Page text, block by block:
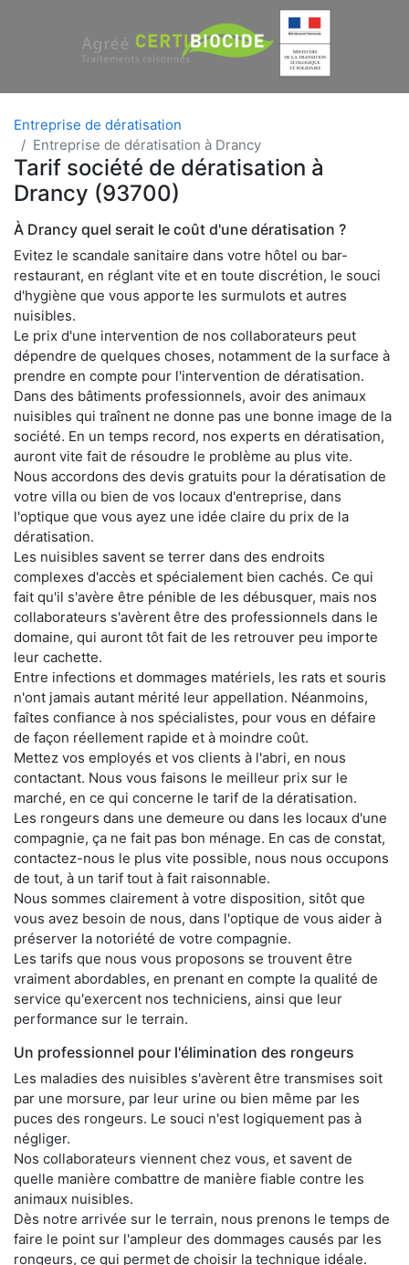
Entreprise de dératisation
Entreprise de dératisation à Drancy
Tarif société de dératisation à
Drancy (93700)
À Drancy quel serait le coût d'une dératisation ?
Evitez le scandale sanitaire dans votre hôtel ou bar-
restaurant, en réglant vite et en toute discrétion, le souci
d'hygiène que vous apporte les surmulots et autres
nuisibles.
Le prix d'une intervention de nos collaborateurs peut
dépendre de quelques choses, notamment de la surface à
prendre en compte pour l'intervention de dératisation.
Dans des bâtiments professionnels, avoir des animaux
nuisibles qui traînent ne donne pas une bonne image de la
société. En un temps record, nos experts en dératisation,
auront vite fait de résoudre le problème au plus vite.
Nous accordons des devis gratuits pour la dératisation de
votre villa ou bien de vos locaux d'entreprise, dans
l'optique que vous ayez une idée claire du prix de la
dératisation.
Les nuisibles savent se terrer dans des endroits
complexes d'accès et spécialement bien cachés. Ce qui
fait qu'il s'avère être pénible de les débusquer, mais nos
collaborateurs s'avèrent être des professionnels dans le
domaine, qui auront tôt fait de les retrouver peu importe
leur cachette.
Entre infections et dommages matériels, les rats et souris
n'ont jamais autant mérité leur appellation. Néanmoins,
faîtes confiance à nos spécialistes, pour vous en défaire
de façon réellement rapide et à moindre coût.
Mettez vos employés et vos clients à l'abri, en nous
contactant. Nous vous faisons le meilleur prix sur le
marché, en ce qui concerne le tarif de la dératisation.
Les rongeurs dans une demeure ou dans les locaux d'une
compagnie, ça ne fait pas bon ménage. En cas de constat,
contactez-nous le plus vite possible, nous nous occupons
de tout, à un tarif tout à fait raisonnable.
Nous sommes clairement à votre disposition, sitôt que
vous avez besoin de nous, dans l'optique de vous aider à
préserver la notoriété de votre compagnie.
Les tarifs que nous vous proposons se trouvent être
vraiment abordables, en prenant en compte la qualité de
service qu'exercent nos techniciens, ainsi que leur
performance sur le terrain.
Un professionnel pour l'élimination des rongeurs
Les maladies des nuisibles s'avèrent être transmises soit
par une morsure, par leur urine ou bien même par les
puces des rongeurs. Le souci n'est logiquement pas à
négliger.
Nos collaborateurs viennent chez vous, et savent de
quelle manière combattre de manière fiable contre les
animaux nuisibles.
Dès notre arrivée sur le terrain, nous prenons le temps de
faire le point sur l'ampleur des dommages causés par les
rongeurs, ce qui permet de choisir la technique idéale.